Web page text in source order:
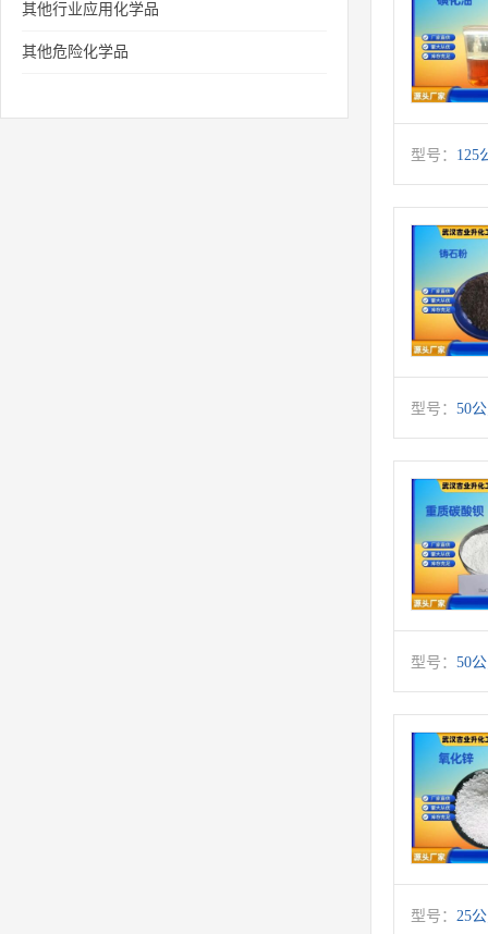
其他行业应用化学品
其他危险化学品
型号： 125
型号： 50
型号： 50
型号： 25